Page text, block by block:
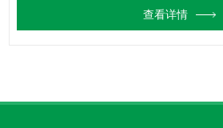
查看详情